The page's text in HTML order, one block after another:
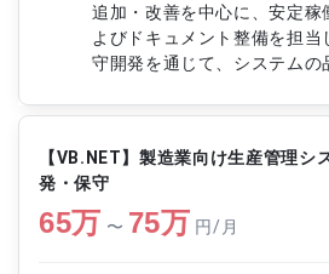
追加・改善を中心に、安定稼
よびドキュメント整備を担
守開発を通じて、システムの
テムの調査および影響範囲の
た機能追加・改修・改善対
運用支援および不具合対応
のドキュメント作成・整備 ・
したレビューおよび品質向上
【VB.NET】製造業向け生産管理シ
発・保守
65万 〜 75万 円/月